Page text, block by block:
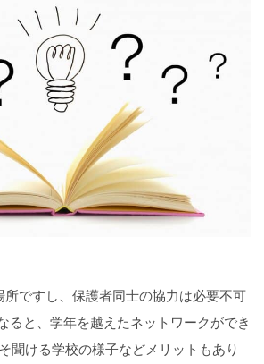
ですし、保護者同士の協力は必要不可
ると、学年を越えたネットワークができ
聞ける学校の様子などメリットもあり